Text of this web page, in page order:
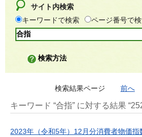
サイト内検索
キーワードで検索
ページ番号で
検索方法
検索結果ページ 前へ
キーワード “合指” に対する結果
2023年（令和5年）12月分消費者物価指